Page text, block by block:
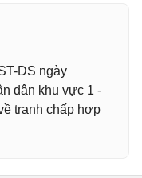
DS ngày
dân khu vực 1 -
tranh chấp hợp